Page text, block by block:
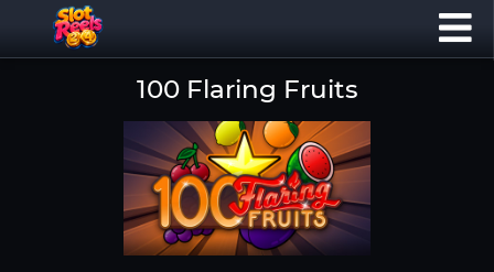
100 Flaring Fruits